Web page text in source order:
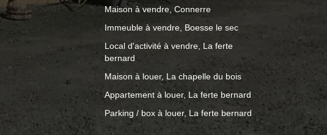
Maison à vendre, Connerre
Immeuble à vendre, Boesse le sec
Local d'activité à vendre, La ferte
bernard
Maison à louer, La chapelle du bois
Appartement à louer, La ferte bernard
Parking / box à louer, La ferte bernard